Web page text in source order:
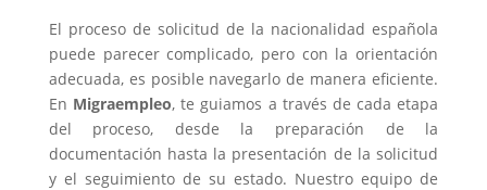
El proceso de solicitud de la nacionalidad española
puede parecer complicado, pero con la orientación
adecuada, es posible navegarlo de manera eficiente.
En Migraempleo, te guiamos a través de cada etapa
del proceso, desde la preparación de la
documentación hasta la presentación de la solicitud
y el seguimiento de su estado. Nuestro equipo de